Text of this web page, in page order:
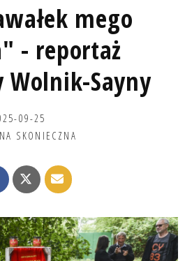
mego
- reportaż
Wolnik-Sayny
09-25
SKONIECZNA